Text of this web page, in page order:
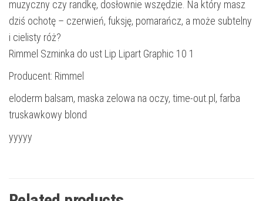
muzyczny czy randkę, dosłownie wszędzie. Na który masz
dziś ochotę – czerwień, fuksję, pomarańcz, a może subtelny
i cielisty róż?
Rimmel Szminka do ust Lip Lipart Graphic 10 1
Producent: Rimmel
eloderm balsam, maska zelowa na oczy, time-out.pl, farba
truskawkowy blond
yyyyy